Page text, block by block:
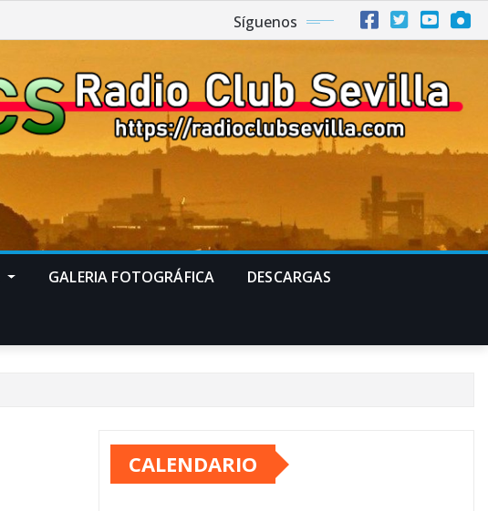
Síguenos
GALERIA FOTOGRÁFICA DESCARGAS
CALENDARIO